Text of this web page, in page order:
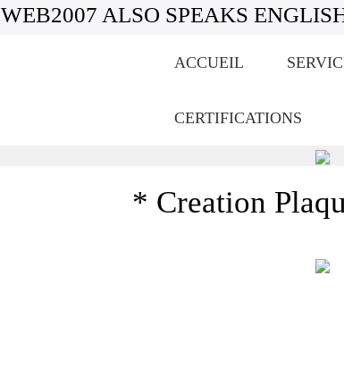
WEB2007 ALSO SPEAKS
ACCUEIL
CERTIFICATIONS
* Creation